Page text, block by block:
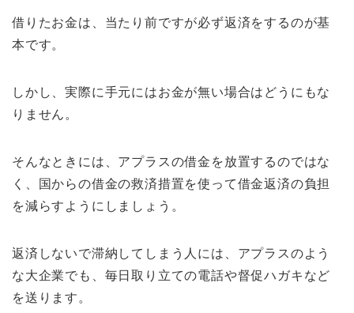
借りたお金は、当たり前ですが必ず返済をするのが基
本です。
しかし、実際に手元にはお金が無い場合はどうにもな
りません。
そんなときには、アプラスの借金を放置するのではな
く、国からの借金の救済措置を使って借金返済の負担
を減らすようにしましょう。
返済しないで滞納してしまう人には、アプラスのよう
な大企業でも、毎日取り立ての電話や督促ハガキなど
を送ります。